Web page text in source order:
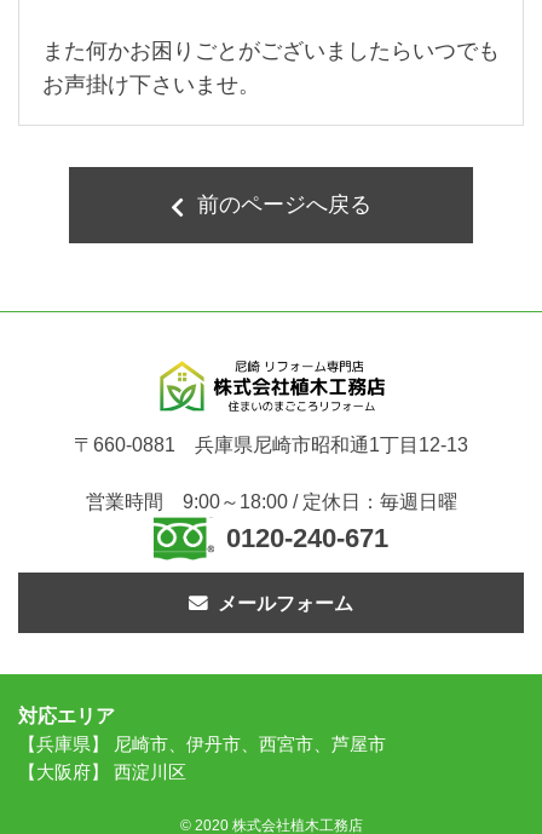
また何かお困りごとがございましたらいつでも
お声掛け下さいませ。
前のページへ戻る
〒660-0881 兵庫県尼崎市昭和通1丁目12-13
営業時間 9:00～18:00 / 定休日：毎週日曜
0120-240-671
メールフォーム
対応エリア
【兵庫県】 尼崎市、伊丹市、西宮市、芦屋市
【大阪府】 西淀川区
© 2020 株式会社植木工務店